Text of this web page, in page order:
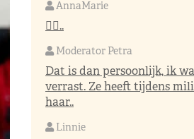
AnnaMarie
👌🏼..
Moderator Petra
Dat is dan persoonlijk, ik
verrast. Ze heeft tijdens
haar..
Linnie